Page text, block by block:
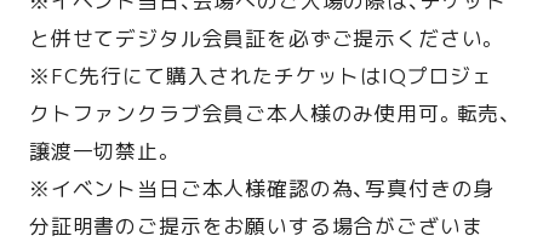
と併せてデジタル会員証を必ずご提示ください。
※FC先行にて購入されたチケットはIQプロジェ
クトファンクラブ会員ご本人様のみ使用可。転売、
譲渡一切禁止。
※イベント当日ご本人様確認の為、写真付きの身
分証明書のご提示をお願いする場合がございま